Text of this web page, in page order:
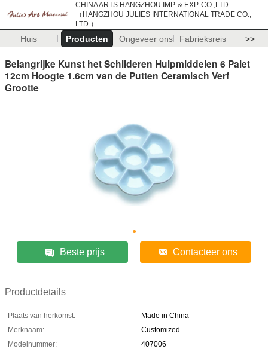
CHINA ARTS HANGZHOU IMP. & EXP. CO.,LTD.
（HANGZHOU JULIES INTERNATIONAL TRADE CO.,
LTD.）
Huis Producten Ongeveer ons Fabrieksreis >>
Belangrijke Kunst het Schilderen Hulpmiddelen 6 Palet
12cm Hoogte 1.6cm van de Putten Ceramisch Verf
Grootte
Beste prijs Contacteer ons
Productdetails
Plaats van herkomst:
Made in China
Merknaam:
Customized
Modelnummer:
407006